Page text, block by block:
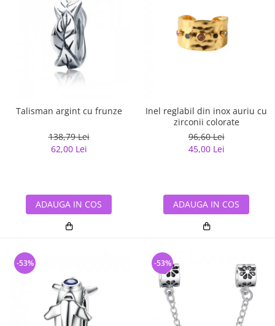
Talisman argint cu frunze
138,79 Lei
62,00 Lei
ADAUGA IN COS
Inel reglabil din inox auriu cu
zirconii colorate
96,60 Lei
45,00 Lei
ADAUGA IN COS
-53% -53%